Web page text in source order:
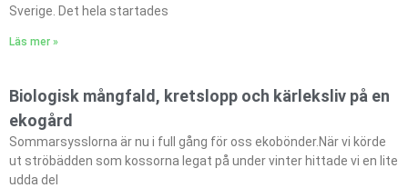
Sverige. Det hela startades
Läs mer »
Biologisk mångfald, kretslopp och kärleksliv på en
ekogård
Sommarsysslorna är nu i full gång för oss ekobönder.När vi körde
ut ströbädden som kossorna legat på under vinter hittade vi en lite
udda del